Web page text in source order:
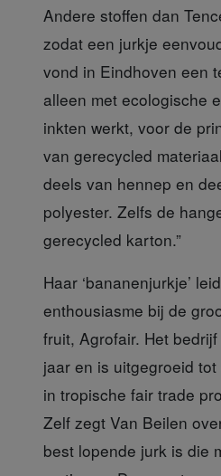
Andere stoffen dan
zodat een jurkje
vond in Eindhoven een
alleen met ecologische
inkten werkt, voor de
van gerecycled
deels van hennep en
polyester. Zelfs de
gerecycled karton.”
Haar ‘bananenjurkje’ l
enthousiasme bij de
fruit, Agrofair. Het
jaar en is uitgegroeid
in tropische fair trade
Zelf zegt Van Beilen
best lopende jurk is die